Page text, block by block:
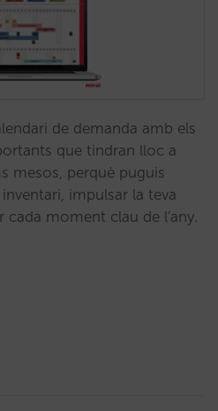
de demanda amb els
que tindran lloc a
mesos, perquè puguis
impulsar la teva
cada moment clau de l'any.